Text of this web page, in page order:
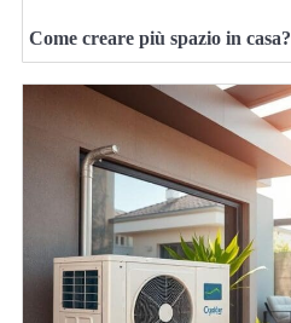
Come creare più spazio in casa?